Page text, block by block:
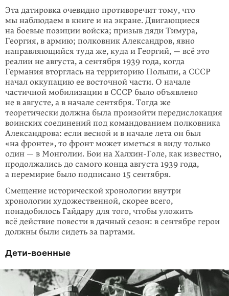
Эта датировка очевидно противоре­чит тому, что
мы наблюдаем в книге и на экра­не. Двигающиеся
на боевые позиции войска; призыв дяди Тимура,
Георгия, в армию; полковник Александров, явно
направляющийся туда же, куда и Георгий, — всё это
реалии не августа, а сентября 1939 года, когда
Германия вторглась на территорию Польши, а СССР
начал оккупацию ее восточной части. О начале
частичной мобилизации в СССР было объявлено
не в августе, а в начале сентября. Тогда же
теоретически должна была произойти передис­локация
воинских соединений под командованием полковника
Александрова: если весной и в начале лета он был
«на фронте», то фронт может иметься в ви­ду только
один — в Монголии. Бои на Халхин-Голе, как известно,
продолжа­лись до самого конца августа 1939 года,
а перемирие было подписано 15 сентя­бря.
Смещение исторической хронологии внутри
хронологии художественной, ско­рее всего,
понадобилось Гайдару для того, чтобы уложить
всё действие повести в дачный сезон: в сентябре герои
должны были сидеть за партами.
Дети-военные